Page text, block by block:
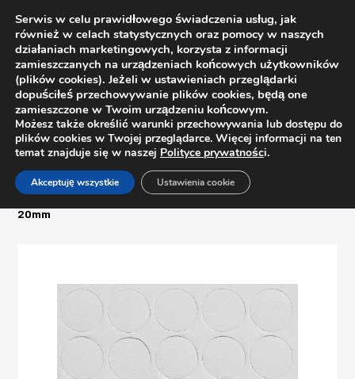
Strona główna
Sklep
Woski, pisaki, zaślepki, filce
20mm
Serwis w celu prawidłowego świadczenia usług, jak
również w celach statystycznych oraz pomocy w naszych
działaniach marketingowych, korzysta z informacji
zamieszczanych na urządzeniach końcowych użytkowników
(plików cookies). Jeżeli w ustawieniach przeglądarki
dopuściłeś przechowywanie plików cookies, będą one
zamieszczone w Twoim urządzeniu końcowym.
Możesz także określić warunki przechowywania lub dostępu do
plików cookies w Twojej przeglądarce. Więcej informacji na ten
temat znajduje się w naszej Polityce prywatności.
Akceptuję wszystkie Ustawienia cookie